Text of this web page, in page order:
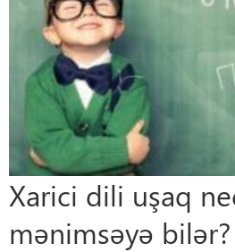
Xarici dili uşaq
mənimsəyə bilər?